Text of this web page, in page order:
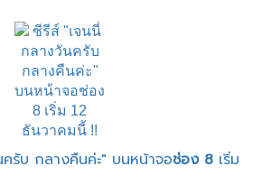
รับ กลางคืนค่ะ" บนหน้าจอช่อง 8 เริ่ม